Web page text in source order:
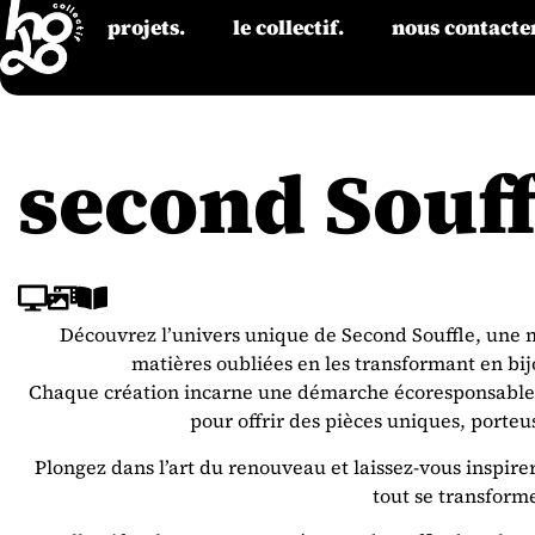
projets. le collectif. nous
second
Découvrez l’univers unique de Second Souffle,
matières oubliées en les transformant en
Chaque création incarne une démarche
pour offrir des pièces uniques,
Plongez dans l’art du renouveau et laissez-vous
tout se